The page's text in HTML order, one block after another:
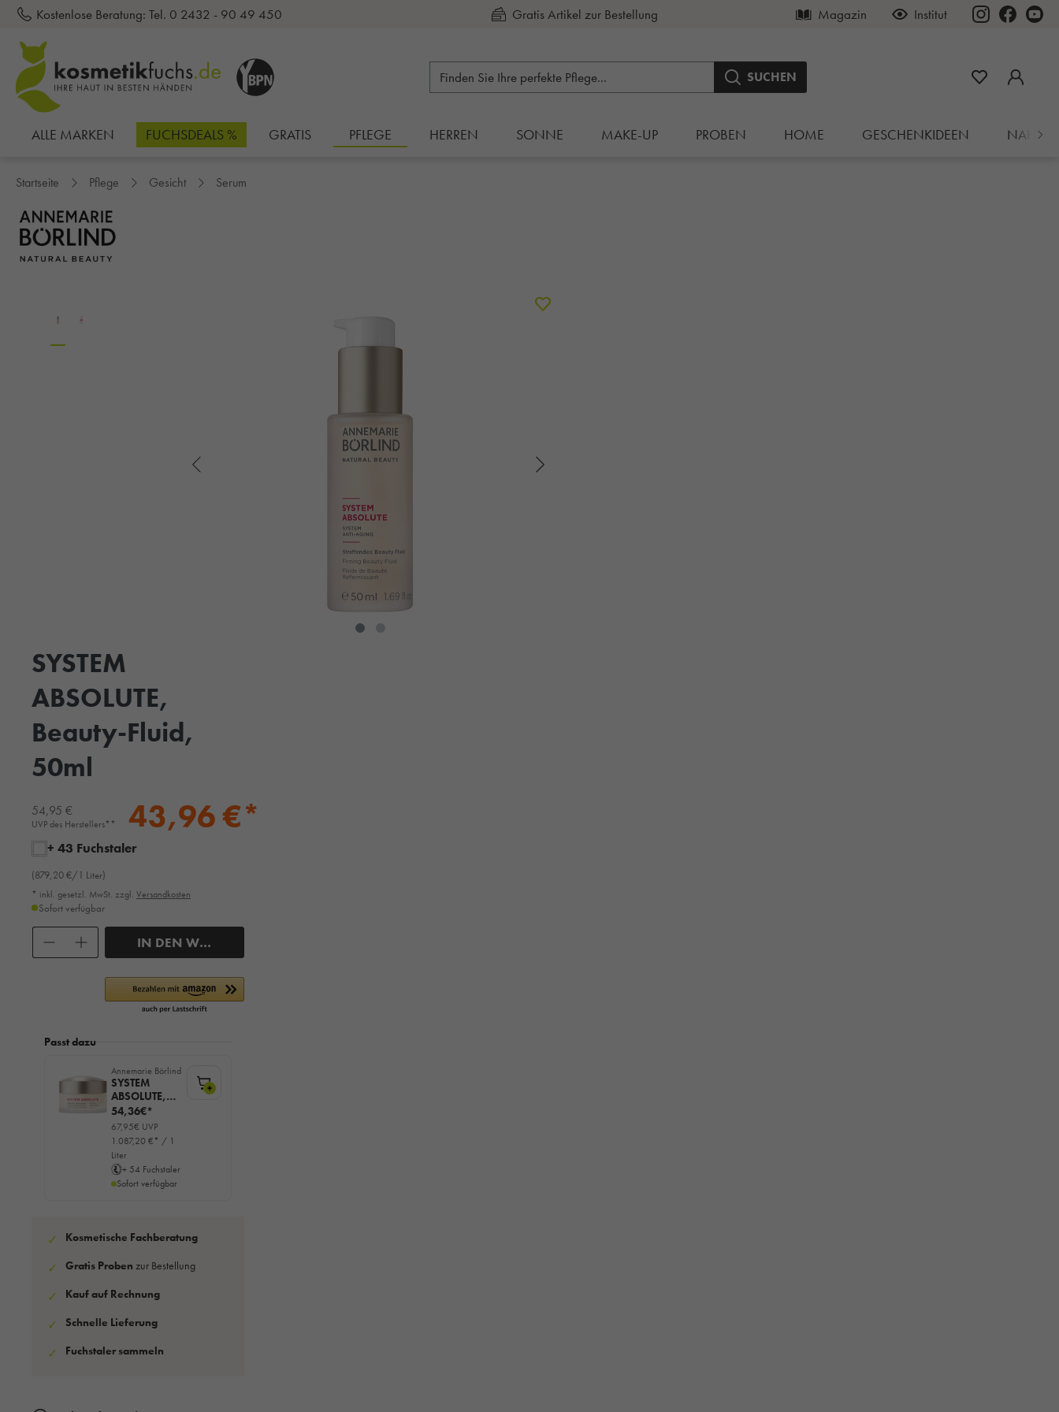
springen
Kostenlose Beratung: Tel. 0 2432 - 90 49 450 Kauf auf Rechnung Magazin Institut
SUCHEN
ALLE MARKEN FUCHSDEALS % GRATIS PFLEGE HERREN SONNE MAKE-UP PROBEN HOME GESCHENKIDEEN
Startseite Pflege Gesicht Serum
SYSTEM
ABSOLUTE,
Beauty-Fluid,
50ml
54,95 €
UVP des Herstellers** 43,96 €*
+ 43 Fuchstaler
(879,20 €/1 Liter)
* inkl. gesetzl. MwSt. zzgl. Versandkosten
Sofort verfügbar
IN DEN WARENKORB
Passt dazu
Annemarie Börlind
SYSTEM
ABSOLUTE,
Glättende
Tagescreme,
50ml
54,36€*
67,95€ UVP
1.087,20 €* / 1
Liter
+ 54 Fuchstaler
Sofort verfügbar
+
✓ Kosmetische Fachberatung
✓ Gratis Proben zur Bestellung
✓ Kauf auf Rechnung
✓ Schnelle Lieferung
✓ Fuchstaler sammeln